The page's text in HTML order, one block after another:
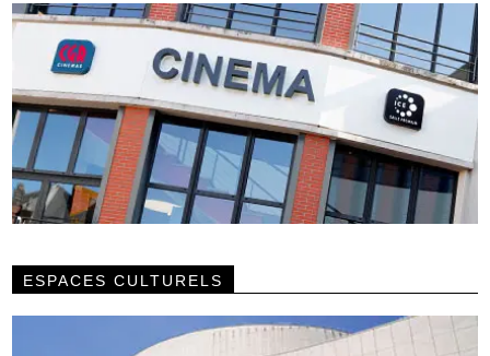
ESPACES CULTURELS